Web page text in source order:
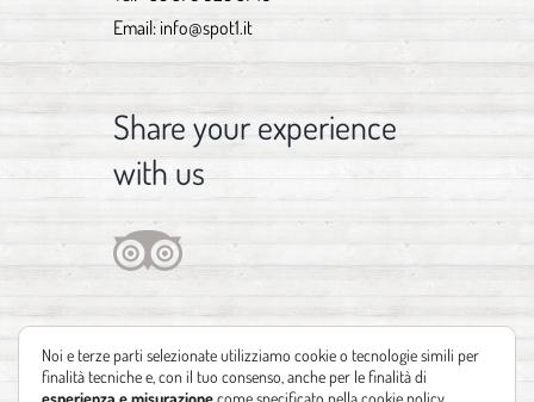
Email: info@spot1.it
Share your experience
with us
Noi e terze parti selezionate utilizziamo cookie o tecnologie simili per
finalità tecniche e, con il tuo consenso, anche per le finalità di
esperienza e misurazionecome specificato nellacookie policy